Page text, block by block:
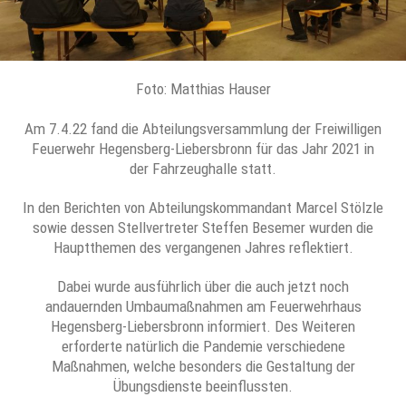
Foto: Matthias Hauser
Am 7.4.22 fand die Abteilungsversammlung der Freiwilligen
Feuerwehr Hegensberg-Liebersbronn für das Jahr 2021 in
der Fahrzeughalle statt.
In den Berichten von Abteilungskommandant Marcel Stölzle
sowie dessen Stellvertreter Steffen Besemer wurden die
Hauptthemen des vergangenen Jahres reflektiert.
Dabei wurde ausführlich über die auch jetzt noch
andauernden Umbaumaßnahmen am Feuerwehrhaus
Hegensberg-Liebersbronn informiert. Des Weiteren
erforderte natürlich die Pandemie verschiedene
Maßnahmen, welche besonders die Gestaltung der
Übungsdienste beeinflussten.